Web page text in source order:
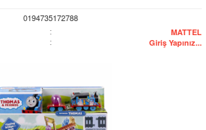
0194735172788
: MATTEL
: Giriş Yapınız...